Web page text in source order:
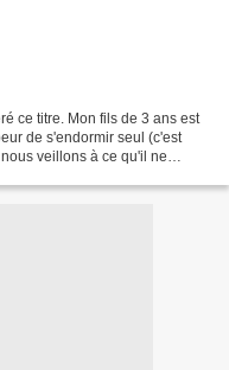
ce titre. Mon fils de 3 ans est
de s'endormir seul (c'est
veillons à ce qu'il ne